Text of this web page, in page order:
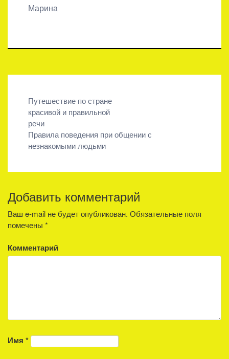
Марина
Навигация
по
записям
Путешествие по стране
красивой и правильной
речи
Правила поведения при общении с
незнакомыми людьми
Добавить комментарий
Ваш e-mail не будет опубликован. Обязательные поля
помечены *
Комментарий
Имя *